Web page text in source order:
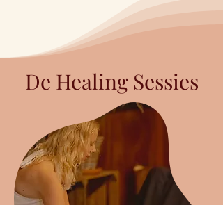
De Healing Sessies